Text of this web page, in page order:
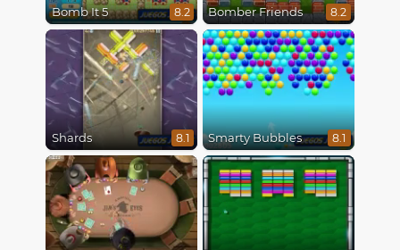
Bomb It 5 8.2 Bomber Friends 8.2
Shards 8.1 Smarty Bubbles 8.1